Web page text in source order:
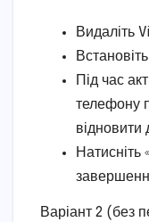
Видаліть
Під час
телефону
відновити
Натисніть
Варіант 2 (без